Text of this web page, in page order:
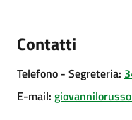
Amministrazione
trasparente
Contatti
Telefono - Segreteria:
E-mail: